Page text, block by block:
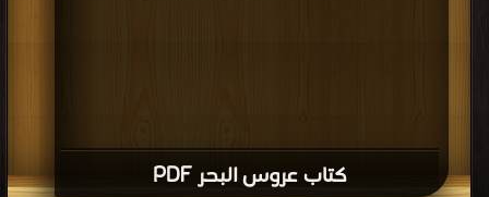
كتاب عروس البحر PDF